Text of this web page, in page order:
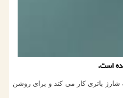
است.
شارژ باتری کار می کند و برای روشن